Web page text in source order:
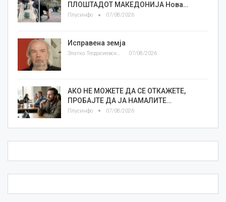
ПЛОШТАДОТ МАКЕДОНИЈА Нова…
Плусинфо 07/08/2026
Исправена земја
Златко Теодосиевски 07/08/2026
АКО НЕ МОЖЕТЕ ДА СЕ ОТКАЖЕТЕ,
ПРОБАЈТЕ ДА ЈА НАМАЛИТЕ…
Плусинфо 07/08/2026